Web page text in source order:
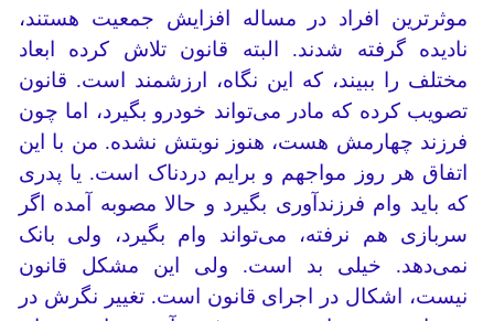
موثرترین افراد در مساله افزایش جمعیت هستند،
نادیده گرفته شدند. البته قانون تلاش کرده ابعاد
مختلف را ببیند، که این نگاه، ارزشمند است. قانون
تصویب کرده که مادر می‌تواند خودرو بگیرد، اما چون
فرزند چهارمش هست، هنوز نوبتش نشده. من با این
اتفاق هر روز مواجهم و برایم دردناک است. یا پدری
که باید وام فرزندآوری بگیرد و حالا مصوبه آمده اگر
سربازی هم نرفته، می‌تواند وام بگیرد، ولی بانک
نمی‌دهد. خیلی بد است. ولی این مشکل قانون
نیست، اشکال در اجرای قانون است. تغییر نگرش در